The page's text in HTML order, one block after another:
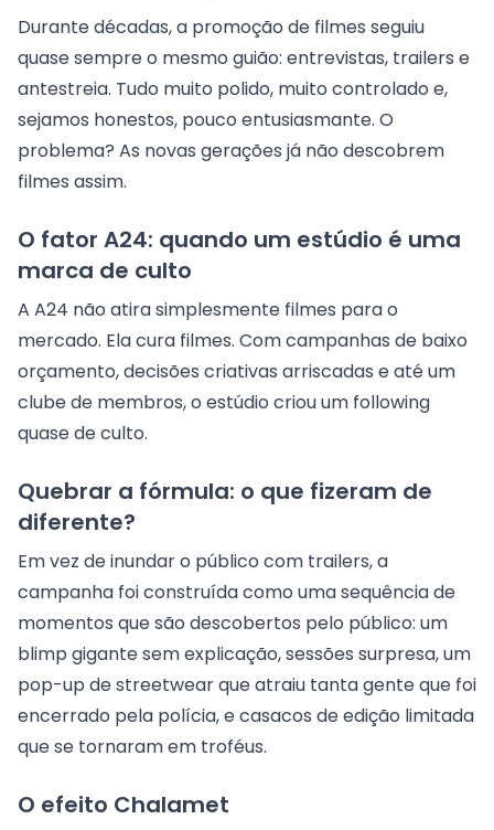
Durante décadas, a promoção de filmes seguiu
quase sempre o mesmo guião: entrevistas, trailers e
antestreia. Tudo muito polido, muito controlado e,
sejamos honestos, pouco entusiasmante. O
problema? As novas gerações já não descobrem
filmes assim.
O fator A24: quando um estúdio é uma
marca de culto
A A24 não atira simplesmente filmes para o
mercado. Ela cura filmes. Com campanhas de baixo
orçamento, decisões criativas arriscadas e até um
clube de membros, o estúdio criou um following
quase de culto.
Quebrar a fórmula: o que fizeram de
diferente?
Em vez de inundar o público com trailers, a
campanha foi construída como uma sequência de
momentos que são descobertos pelo público: um
blimp gigante sem explicação, sessões surpresa, um
pop-up de streetwear que atraiu tanta gente que foi
encerrado pela polícia, e casacos de edição limitada
que se tornaram em troféus.
O efeito Chalamet